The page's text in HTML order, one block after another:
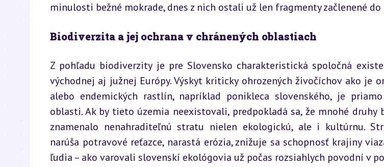
minulosti bežné mokrade, dnes z nich ostali už len fragmenty začlenené
Biodiverzita a jej ochrana v chránených oblastiach
Z pohľadu biodiverzity je pre Slovensko charakteristická spoločná
východnej aj južnej Európy. Výskyt kriticky ohrozených živočíchov ako je
alebo endemických rastlín, napríklad ponikleca slovenského, je
oblasti. Ak by tieto územia neexistovali, predpokladá sa, že mnohé druhy
znamenalo nenahraditeľnú stratu nielen ekologickú, ale i kultúrnu.
narúša potravové reťazce, narastá erózia, znižuje sa schopnosť krajiny
ľudia – ako varovali slovenskí ekológovia už počas rozsiahlych povodní v